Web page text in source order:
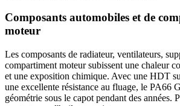
Composants automobiles et de
moteur
Les composants de radiateur, ventilateurs,
compartiment moteur subissent une chaleur
et une exposition chimique. Avec une HDT
une excellente résistance au fluage, le PA66
géométrie sous le capot pendant des années.